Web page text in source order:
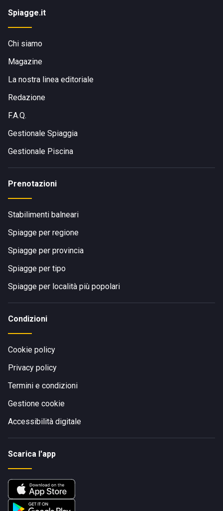
Spiagge.it
Chi siamo
Magazine
La nostra linea editoriale
Redazione
F.A.Q.
Gestionale Spiaggia
Gestionale Piscina
Prenotazioni
Stabilimenti balneari
Spiagge per regione
Spiagge per provincia
Spiagge per tipo
Spiagge per località più popolari
Condizioni
Cookie policy
Privacy policy
Termini e condizioni
Gestione cookie
Accessibilità digitale
Scarica l'app